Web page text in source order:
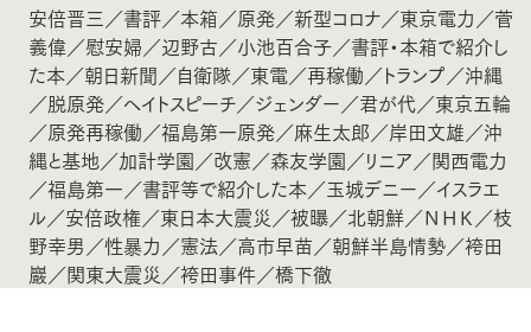
安倍晋三 ／書評／本箱／原発／新型コロナ／東京電力 ／菅
義偉／慰安婦／辺野古／小池百合子／書評・本箱で紹介し
た本／朝日新聞／自衛隊／東電／再稼働／トランプ／沖縄
／脱原発／ヘイトスピーチ／ジェンダー／君が代／東京五輪
／原発再稼働／福島第一原発／麻生太郎／岸田文雄／沖
縄と基地／加計学園／改憲／森友学園／リニア／関西電力
／福島第一／書評等で紹介した本／玉城デニー／イスラエ
ル／安倍政権／東日本大震災 ／被曝／北朝鮮／ＮＨＫ ／枝
野幸男 ／性暴力 ／憲法／高市早苗／朝鮮半島情勢／袴田
巖／関東大震災 ／袴田事件／橋下徹